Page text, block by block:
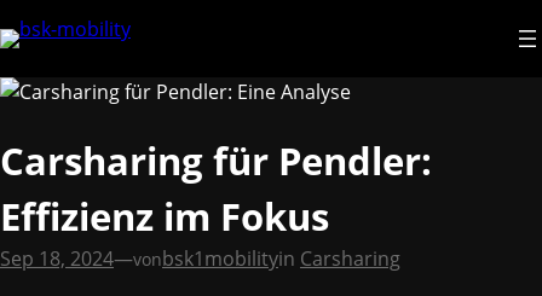
zum
Inhalt
wechseln
Carsharing für Pendler:
Effizienz im Fokus
Sep 18, 2024—vonbsk1mobilityin Carsharing